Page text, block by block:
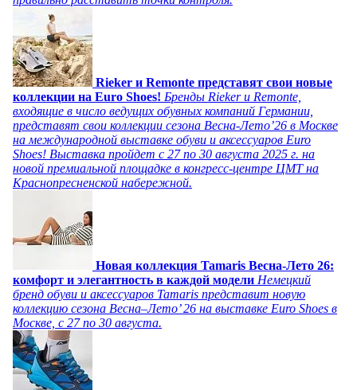
Rieker и Remonte представят свои новые
коллекции на Euro Shoes! Бренды Rieker и Remonte,
входящие в число ведущих обувных компаний Германии,
представят свои коллекции сезона Весна-Лето’26 в Москве
на международной выставке обуви и аксессуаров Euro
Shoes! Выставка пройдет c 27 по 30 августа 2025 г. на
новой премиальной площадке в конгресс-центре ЦМТ на
Краснопресненской набережной.
Новая коллекция Tamaris Весна-Лето 26:
комфорт и элегантность в каждой модели Немецкий
бренд обуви и аксессуаров Tamaris представит новую
коллекцию сезона Весна–Лето’ 26 на выставке Euro Shoes в
Москве, с 27 по 30 августа.